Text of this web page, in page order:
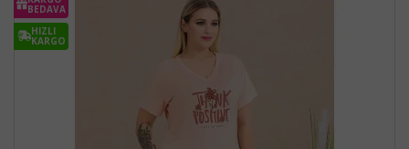
BEDAVA
HIZLI
KARGO